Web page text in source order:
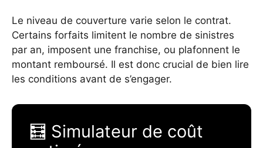
Le niveau de couverture varie selon le contrat.
Certains forfaits limitent le nombre de sinistres
par an, imposent une franchise, ou plafonnent le
montant remboursé. Il est donc crucial de bien lire
les conditions avant de s’engager.
🧮 Simulateur de coût